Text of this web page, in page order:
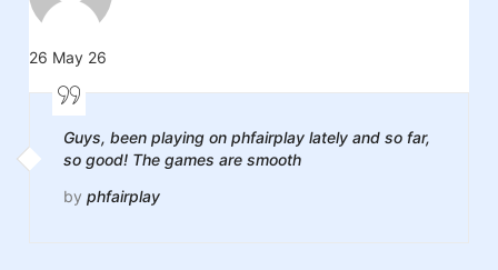
26 May 26
Guys, been playing on phfairplay lately and so far,
so good! The games are smooth
by phfairplay